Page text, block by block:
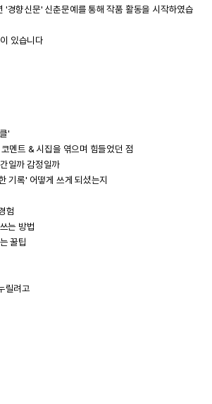
경향신문' 신춘문예를 통해 작품 활동을 시작하였습
있습니다
'
멘트 & 시집을 엮으며 힘들었던 점
일까 감정일까
기록' 어떻게 쓰게 되셨는지
험
는 방법
꿀팁
릴려고